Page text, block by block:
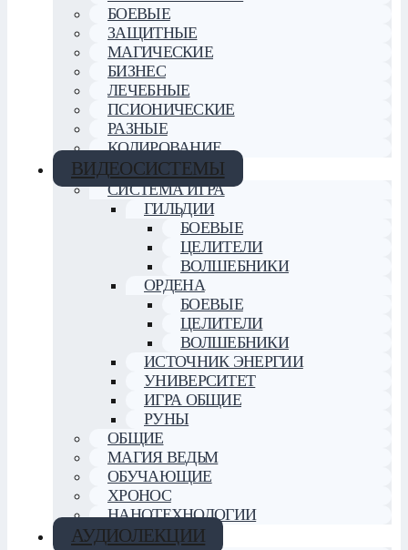
БОЕВЫЕ
ЗАЩИТНЫЕ
МАГИЧЕСКИЕ
БИЗНЕС
ЛЕЧЕБНЫЕ
ПСИОНИЧЕСКИЕ
РАЗНЫЕ
КОДИРОВАНИЕ
ВИДЕОСИСТЕМЫ
СИСТЕМА ИГРА
ГИЛЬДИИ
БОЕВЫЕ
ЦЕЛИТЕЛИ
ВОЛШЕБНИКИ
ОРДЕНА
БОЕВЫЕ
ЦЕЛИТЕЛИ
ВОЛШЕБНИКИ
ИСТОЧНИК ЭНЕРГИИ
УНИВЕРСИТЕТ
ИГРА ОБЩИЕ
РУНЫ
ОБЩИЕ
МАГИЯ ВЕДЬМ
ОБУЧАЮЩИЕ
ХРОНОС
НАНОТЕХНОЛОГИИ
АУДИОЛЕКЦИИ